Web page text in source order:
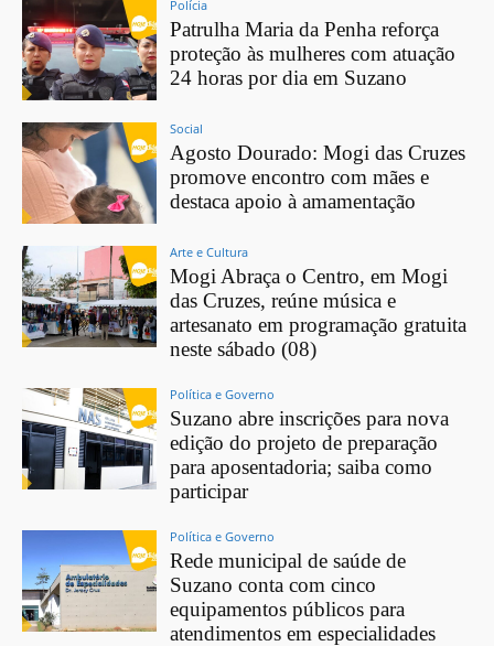
Polícia
Patrulha Maria da Penha reforça
proteção às mulheres com atuação
24 horas por dia em Suzano
Social
Agosto Dourado: Mogi das Cruzes
promove encontro com mães e
destaca apoio à amamentação
Arte e Cultura
Mogi Abraça o Centro, em Mogi
das Cruzes, reúne música e
artesanato em programação gratuita
neste sábado (08)
Política e Governo
Suzano abre inscrições para nova
edição do projeto de preparação
para aposentadoria; saiba como
participar
Política e Governo
Rede municipal de saúde de
Suzano conta com cinco
equipamentos públicos para
atendimentos em especialidades